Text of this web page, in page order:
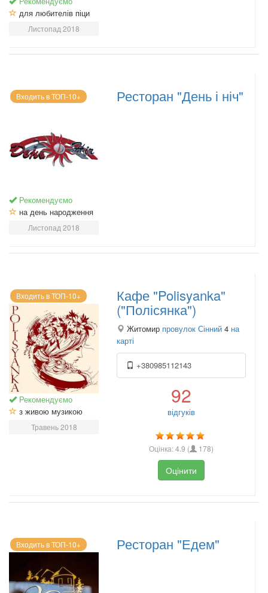
для любителів піци
Листопад 2018
Входить в ТОП-10+
Рекомендуємо
на день народження
Листопад 2018
Ресторан "День і ніч"
Входить в ТОП-10+
Рекомендуємо
з живою музикою
Травень 2018
Кафе "Polisyanka"
("Полісянка")
Житомир провулок Сінний 4 на
карті
+380985112143
92
відгуків
Оцінка:4.9 ( 178)
Оцінити
Входить в ТОП-10+ Ресторан "Едем"